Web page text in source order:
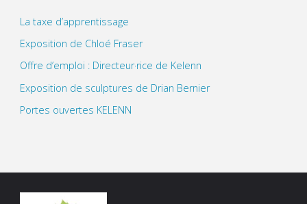
La taxe d’apprentissage
Exposition de Chloé Fraser
Offre d’emploi : Directeur·rice de Kelenn
Exposition de sculptures de Drian Bernier
Portes ouvertes KELENN